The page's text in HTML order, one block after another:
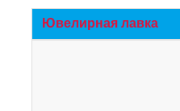
Ювелирная лавка